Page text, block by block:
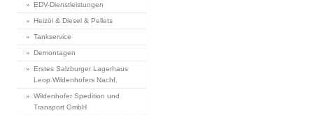
EDV-Dienstleistungen
Heizöl & Diesel & Pellets
Tankservice
Demontagen
Erstes Salzburger Lagerhaus
Leop.Wildenhofers Nachf.
Wildenhofer Spedition und
Transport GmbH